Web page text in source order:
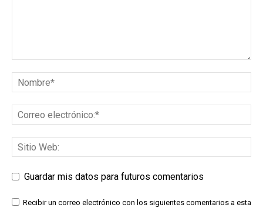
Guardar mis datos para futuros comentarios
Recibir un correo electrónico con los siguientes comentarios a esta